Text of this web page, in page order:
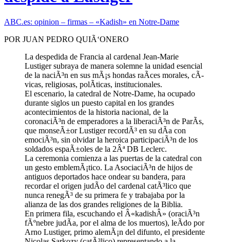
ABC.es: opinion – firmas – «Kadish» en Notre-Dame
POR JUAN PEDRO QUIÃ‘ONERO
La despedida de Francia al cardenal Jean-Marie
Lustiger subraya de manera solemne la unidad esencial
de la naciÃ³n en sus mÃ¡s hondas raÃ­ces morales, cÃ­
vicas, religiosas, polÃ­ticas, institucionales.
El escenario, la catedral de Notre-Dame, ha ocupado
durante siglos un puesto capital en los grandes
acontecimientos de la historia nacional, de la
coronaciÃ³n de emperadores a la liberaciÃ³n de ParÃ­s,
que monseÃ±or Lustiger recordÃ³ en su dÃ­a con
emociÃ³n, sin olvidar la heroica participaciÃ³n de los
soldados espaÃ±oles de la 2Âª DB Leclerc.
La ceremonia comienza a las puertas de la catedral con
un gesto emblemÃ¡tico. La AsociaciÃ³n de hijos de
antiguos deportados hace ondear su bandera, para
recordar el origen judÃ­o del cardenal catÃ³lico que
nunca renegÃ³ de su primera fe y trabajaba por la
alianza de las dos grandes religiones de la Biblia.
En primera fila, escuchando el Â«kadishÂ» (oraciÃ³n
fÃºnebre judÃ­a, por el alma de los muertos), leÃ­do por
Arno Lustiger, primo alemÃ¡n del difunto, el presidente